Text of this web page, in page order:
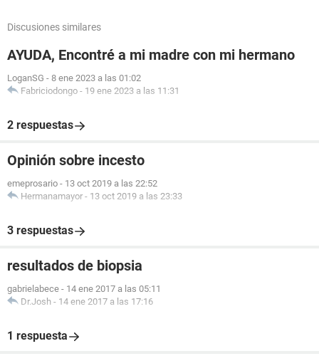
Discusiones similares
AYUDA, Encontré a mi madre con mi hermano
LoganSG - 8 ene 2023 a las 01:02
Fabriciodongo - 19 ene 2023 a las 11:31
2 respuestas
Opinión sobre incesto
emeprosario - 13 oct 2019 a las 22:52
Hermanamayor - 13 oct 2019 a las 23:33
3 respuestas
resultados de biopsia
gabrielabece - 14 ene 2017 a las 05:11
Dr.Josh - 14 ene 2017 a las 17:16
1 respuesta